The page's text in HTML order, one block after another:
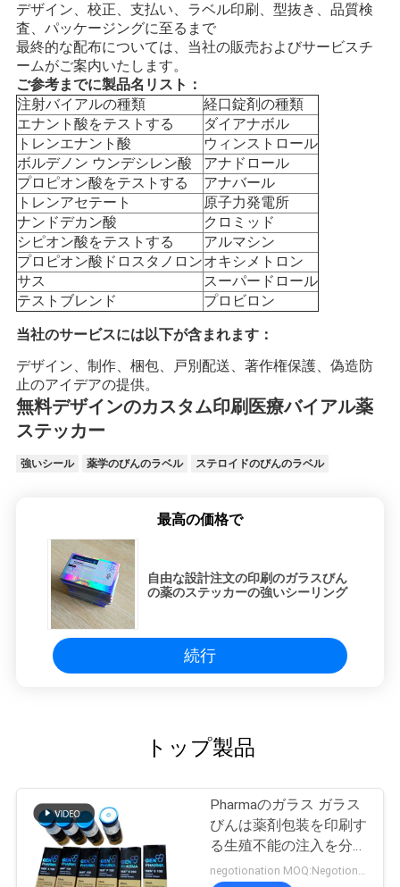
デザイン、校正、支払い、ラベル印刷、型抜き、品質検
査、パッケージングに至るまで
最終的な配布については、当社の販売およびサービスチ
ームがご案内いたします。
ご参考までに製品名リスト：
注射バイアルの種類
経口錠剤の種類
エナント酸をテストする
ダイアナボル
トレンエナント酸
ウィンストロール
ボルデノン ウンデシレン酸
アナドロール
プロピオン酸をテストする
アナバール
トレンアセテート
原子力発電所
ナンドデカン酸
クロミッド
シピオン酸をテストする
アルマシン
プロピオン酸ドロスタノロンオキシメトロン
サス
スーパードロール
テストブレンド
プロビロン
当社のサービスには以下が含まれます：
デザイン、制作、梱包、戸別配送、著作権保護、偽造防
止のアイデアの提供。
無料デザインのカスタム印刷医療バイアル薬
ステッカー
強いシール 薬学のびんのラベル ステロイドのびんのラベル
最高の価格で
自由な設計注文の印刷のガラスびん
の薬のステッカーの強いシーリング
続行
トップ製品
Pharmaのガラス ガラス
びんは薬剤包装を印刷す
る生殖不能の注入を分類
します